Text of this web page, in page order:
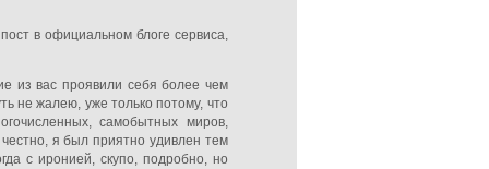
в официальном блоге сервиса,
из вас проявили себя более чем
не жалею, уже только потому, что
самобытных миров,
я был приятно удивлен тем
с иронией, скупо, подробно, но